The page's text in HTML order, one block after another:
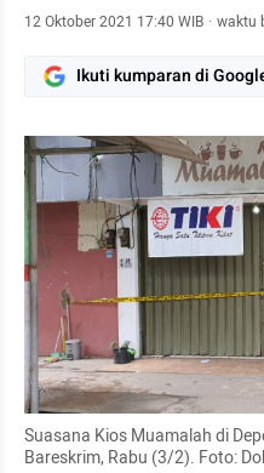
12 Oktober 2021 17:40 WIB · waktu
Ikuti kumparan di
Suasana Kios Muamalah di
Bareskrim, Rabu (3/2). Foto: